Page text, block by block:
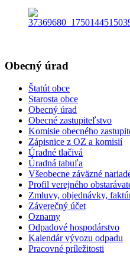
Obecný úrad
Štatút obce
Starosta obce
Obecný úrad
Obecné zastupiteľstvo
Komisie obecného
Zápisnice z OZ a komisií
Úradné tlačivá
Úradná tabuľa
Všeobecne záväzné
Profil verejného
Zmluvy, objednávky,
Záverečný účet
Oznamy
Odpadové hospodárstvo
Kalendár vývozu odpadu
Pracovné príležitosti